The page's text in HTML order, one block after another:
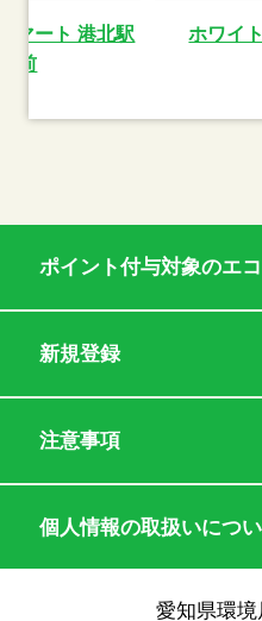
マート 港北駅
前
ホワイ
ポイント付与対象のエ
新規登録
注意事項
個人情報の取扱いにつ
愛知県環